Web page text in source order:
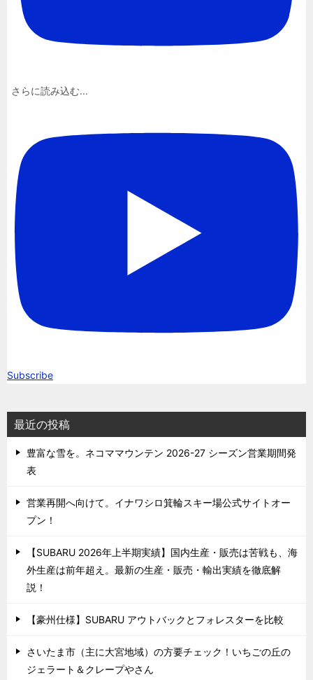
さらに読み込む...
Subscribe
最近の投稿
豊富な雪を。ネコママウンテン 2026-27 シーズン営業期間発
表
営業再開へ向けて。イナワシロ箕輪スキー場公式サイトオー
プン！
【SUBARU 2026年上半期実績】国内生産・販売は苦戦も、海
外生産は前年超え。最新の生産・販売・輸出実績を徹底解
説！
【豪州仕様】SUBARU アウトバックとフォレスターを比較
さいたま市（主に大宮地域）の方要チェック！いちごの丘の
ジェラート＆クレープやさん